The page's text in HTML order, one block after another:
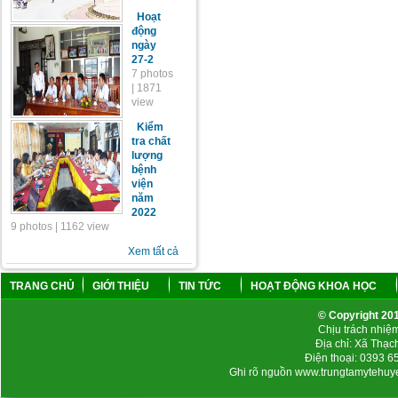
Hoạt
động
ngày
27-2
7 photos
| 1871
view
Kiểm
tra chất
lượng
bệnh
viện
năm
2022
9 photos | 1162 view
Xem tất cả
TRANG CHỦ GIỚI THIỆU TIN TỨC HOẠT ĐỘNG KHOA HỌC
© Copyright
Chịu trách
Địa chỉ: Xã
Điện thoại: 0393
Ghi rõ nguồn